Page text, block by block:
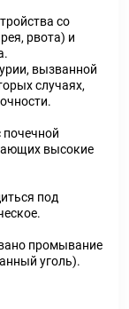
со
рвота) и
вызванной
случаях,
почечной
высокие
под
промывание
уголь).